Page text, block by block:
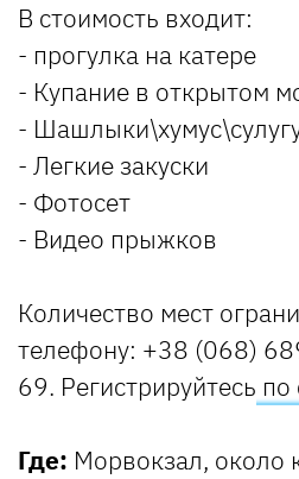
В стоимость входит:
- прогулка на катере
- Купание в открытом
-
- Легкие закуски
- Фотосет
- Видео прыжков
Количество мест
телефону: +38 (068)
69. Регистрируйтесь по
Где: Морвокзал, около